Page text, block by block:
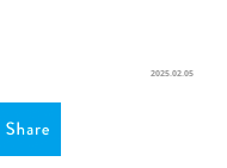
2025.02.05